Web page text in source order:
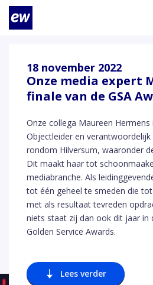
18 november 2022
Onze media expert
finale van de GSA
Onze collega Maureen Hermens
Objectleider en
rondom Hilversum, waaronder
Dit maakt haar tot
mediabranche. Als
tot één geheel te smeden die
met als resultaat tevreden
niets staat zij dan ook dit jaar in
Golden Service Awards.
Lees verder